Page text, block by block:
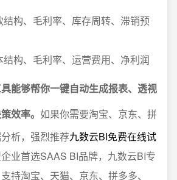
结构、毛利率、库存周转、滞销预
构、毛利率、运营费用、净利润
能够帮你一键自动生成报表、透视
效率。 如果你需要淘宝、京东、拼
析，强烈推荐九数云BI免费在线试
业首选SAAS BI品牌，九数云BI专
持淘宝、天猫、京东、拼多多、